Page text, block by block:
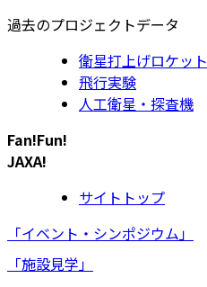
過去のプロジェクトデータ
衛星打上げロケット
飛行実験
人工衛星・探査機
Fan!Fun!
JAXA!
サイトトップ
「イベント・シンポジウム」
「施設見学」